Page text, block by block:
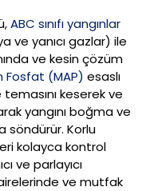
ABC sınıfı yangınlar
ve yanıcı gazlar) ile
ve kesin çözüm
Fosfat (MAP) esaslı
keserek ve
yangını boğma ve
söndürür. Korlu
kolayca kontrol
ve parlayıcı
ve mutfak